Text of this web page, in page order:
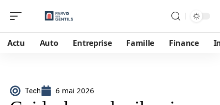
Actu Auto Entreprise Famille Finance
Tech 6 mai 2026